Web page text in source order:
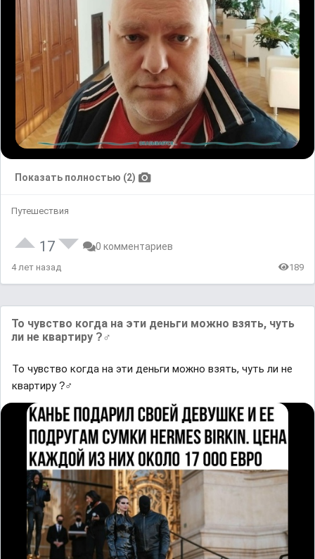
Показать полностью (2)
Путешествия
17 0 комментариев
4 лет назад 189
То чувство когда на эти деньги можно взять, чуть
ли не квартиру ?‍♂
То чувство когда на эти деньги можно взять, чуть ли не
квартиру ?‍♂